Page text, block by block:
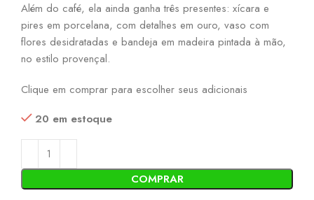
Além do café, ela ainda ganha três presentes: xícara e
pires em porcelana, com detalhes em ouro, vaso com
flores desidratadas e bandeja em madeira pintada à mão,
no estilo provençal.
Clique em comprar para escolher seus adicionais
20 em estoque
COMPRAR